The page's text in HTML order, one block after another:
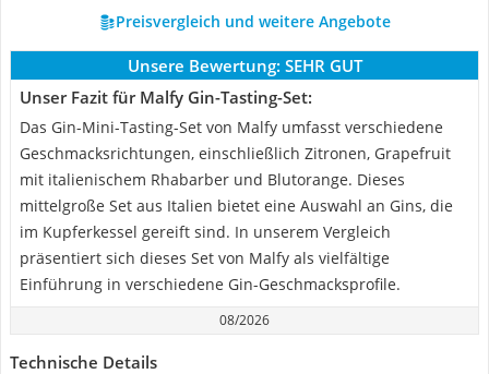
Preisvergleich und weitere Angebote
Unsere Bewertung: SEHR GUT
Unser Fazit für Malfy Gin-Tasting-Set:
Das Gin-Mini-Tasting-Set von Malfy umfasst verschiedene
Geschmacksrichtungen, einschließlich Zitronen, Grapefruit
mit italienischem Rhabarber und Blutorange. Dieses
mittelgroße Set aus Italien bietet eine Auswahl an Gins, die
im Kupferkessel gereift sind. In unserem Vergleich
präsentiert sich dieses Set von Malfy als vielfältige
Einführung in verschiedene Gin-Geschmacksprofile.
08/2026
Technische Details